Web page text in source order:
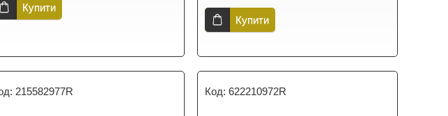
Купити
Купити
215582977R 622210972R